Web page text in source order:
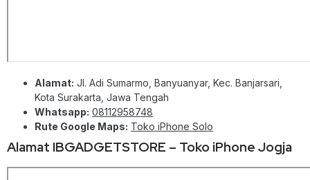
Alamat: Jl. Adi Sumarmo, Banyuanyar, Kec. Banjarsari,
Kota Surakarta, Jawa Tengah
Whatsapp: 08112958748
Rute Google Maps: Toko iPhone Solo
Alamat IBGADGETSTORE – Toko iPhone Jogja